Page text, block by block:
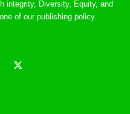
integrity, Diversity, Equity, and
of our publishing policy.